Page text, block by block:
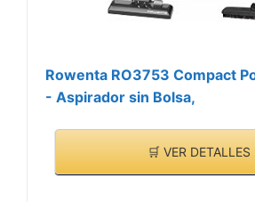
Rowenta RO3753 Compact
- Aspirador sin Bolsa,
🛒 VER DETALLES